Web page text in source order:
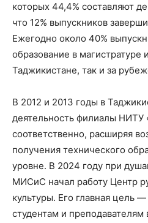
которых 44,4% составляют
что 12% выпускников
Ежегодно около 40%
образование в магистратуре
Таджикистане, так и за
В 2012 и 2013 годы в
деятельность филиалы
соответственно, расширяя
получения технического
уровне. В 2024 году при
МИСиС начал работу Центр
культуры. Его главная цель
студентам и преподавателям